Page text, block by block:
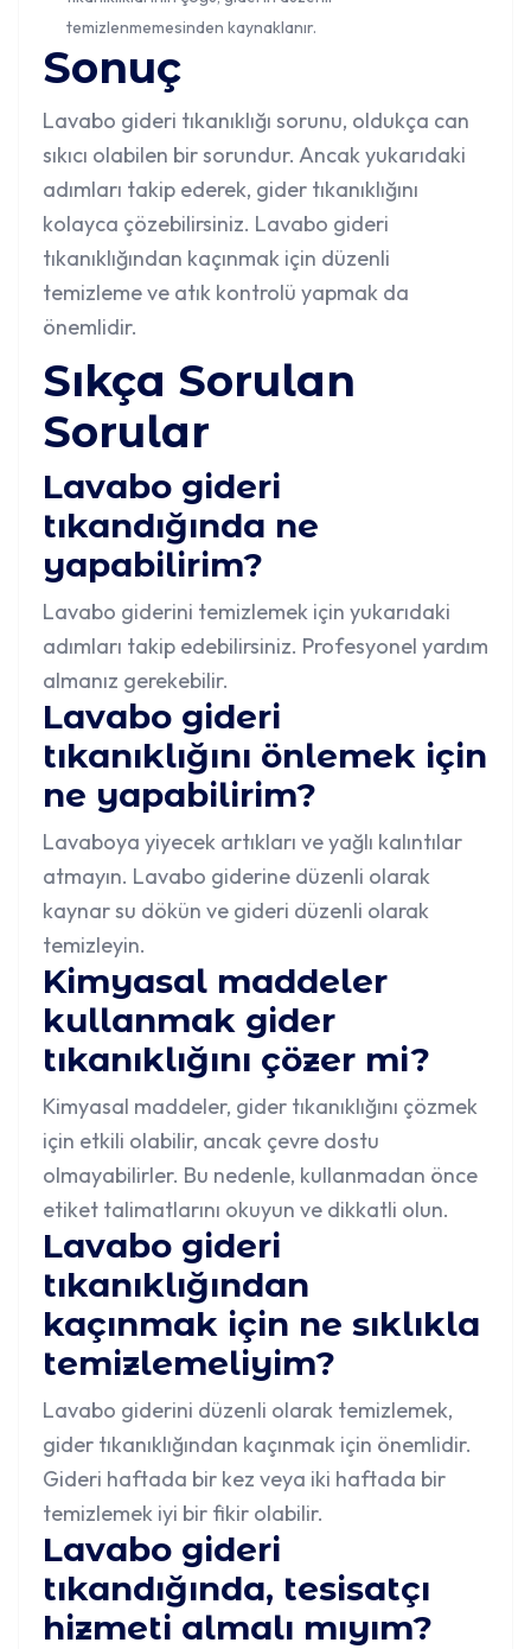
temizlenmemesinden kaynaklanır.
Sonuç
Lavabo gideri tıkanıklığı sorunu, oldukça can
sıkıcı olabilen bir sorundur. Ancak yukarıdaki
adımları takip ederek, gider tıkanıklığını
kolayca çözebilirsiniz. Lavabo gideri
tıkanıklığından kaçınmak için düzenli
temizleme ve atık kontrolü yapmak da
önemlidir.
Sıkça Sorulan
Sorular
Lavabo gideri
tıkandığında ne
yapabilirim?
Lavabo giderini temizlemek için yukarıdaki
adımları takip edebilirsiniz. Profesyonel yardım
almanız gerekebilir.
Lavabo gideri
tıkanıklığını önlemek için
ne yapabilirim?
Lavaboya yiyecek artıkları ve yağlı kalıntılar
atmayın. Lavabo giderine düzenli olarak
kaynar su dökün ve gideri düzenli olarak
temizleyin.
Kimyasal maddeler
kullanmak gider
tıkanıklığını çözer mi?
Kimyasal maddeler, gider tıkanıklığını çözmek
için etkili olabilir, ancak çevre dostu
olmayabilirler. Bu nedenle, kullanmadan önce
etiket talimatlarını okuyun ve dikkatli olun.
Lavabo gideri
tıkanıklığından
kaçınmak için ne sıklıkla
temizlemeliyim?
Lavabo giderini düzenli olarak temizlemek,
gider tıkanıklığından kaçınmak için önemlidir.
Gideri haftada bir kez veya iki haftada bir
temizlemek iyi bir fikir olabilir.
Lavabo gideri
tıkandığında, tesisatçı
hizmeti almalı mıyım?